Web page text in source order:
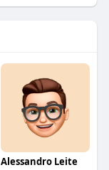
Alessandro Leite